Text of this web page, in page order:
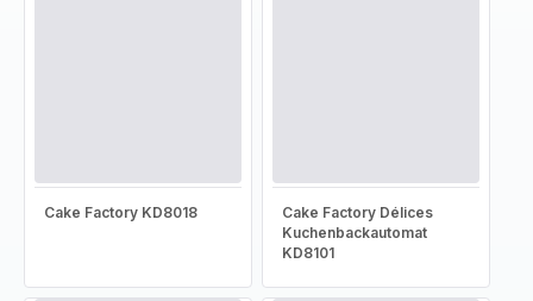
Cake Factory KD8018
Cake Factory Délices
Kuchenbackautomat
KD8101